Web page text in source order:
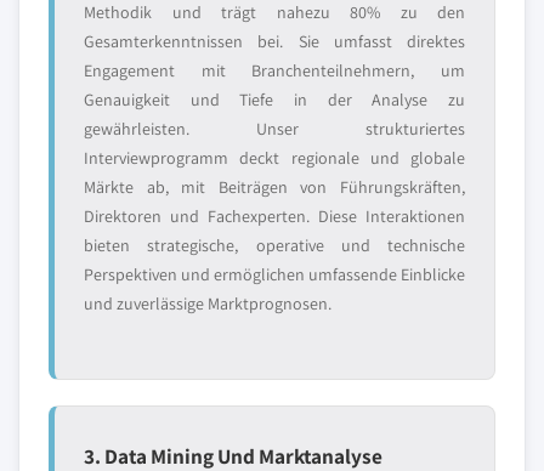
Methodik und trägt nahezu 80% zu den
Gesamterkenntnissen bei. Sie umfasst direktes
Engagement mit Branchenteilnehmern, um
Genauigkeit und Tiefe in der Analyse zu
gewährleisten. Unser strukturiertes
Interviewprogramm deckt regionale und globale
Märkte ab, mit Beiträgen von Führungskräften,
Direktoren und Fachexperten. Diese Interaktionen
bieten strategische, operative und technische
Perspektiven und ermöglichen umfassende Einblicke
und zuverlässige Marktprognosen.
3. Data Mining Und Marktanalyse